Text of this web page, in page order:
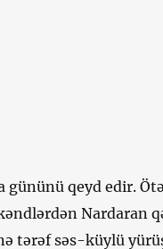
gününü qeyd edir.
Nardaran
tərəf səs-küylü